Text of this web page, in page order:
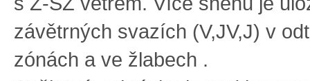
závětrných svazích (V,JV,J) v
zónách a ve žlabech .